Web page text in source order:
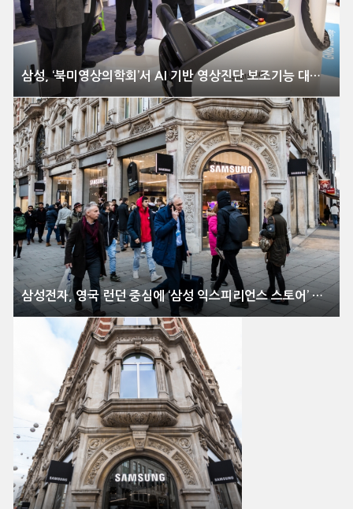
삼성, ‘북미영상의학회’서 AI 기반 영상진단 보조기능 대거 선보여
삼성전자, 영국 런던 중심에 ‘삼성 익스피리언스 스토어’ 확장 오픈